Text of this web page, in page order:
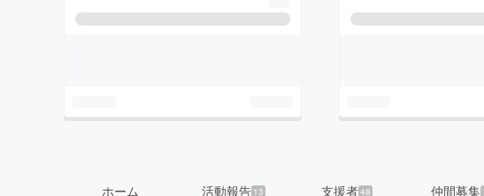
ホーム 活動報告 13 支援者48 仲間募集